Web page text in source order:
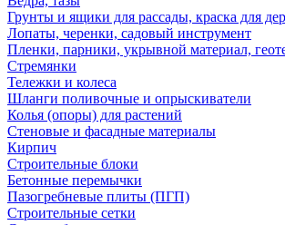
Грунты и ящики для рассады, краска для
Лопаты, черенки, садовый инструмент
Пленки, парники, укрывной материал,
Стремянки
Тележки и колеса
Шланги поливочные и опрыскиватели
Колья (опоры) для растений
Стеновые и фасадные материалы
Кирпич
Строительные блоки
Бетонные перемычки
Пазогребневые плиты (ПГП)
Строительные сетки